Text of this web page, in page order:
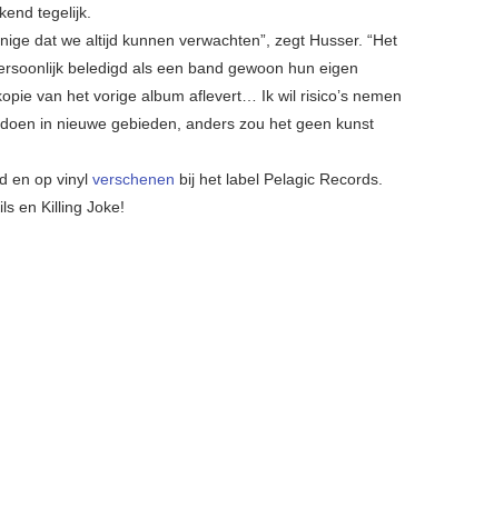
tegelijk.
dat we altijd kunnen verwachten”, zegt Husser. “Het
beledigd als een band gewoon hun eigen
van het vorige album aflevert… Ik wil risico’s nemen
in nieuwe gebieden, anders zou het geen kunst
en op vinyl verschenen bij het label Pelagic Records.
en Killing Joke!